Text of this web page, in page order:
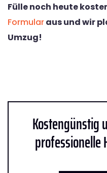
Fülle noch heute
Formularaus und wir
Umzug!
Kostengünstig
professionelle